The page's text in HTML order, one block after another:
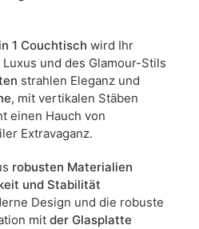
1 Couchtisch wird Ihr
und des Glamour-Stils
strahlen Eleganz und
, mit vertikalen Stäben
einen Hauch von
Extravaganz.
robusten Materialien
und Stabilität
Design und die robuste
mit der Glasplatte